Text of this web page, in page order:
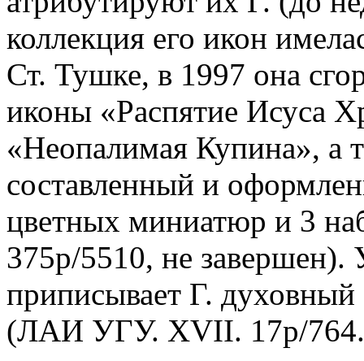
коллекция его икон
Ст. Тушке, в 1997 она
иконы «Распятие Исуса
«Неопалимая Купина», а
составленный и
цветных миниатюр и 3
375р/5510, не
приписывает Г. духовный
(ЛАИ УГУ. XVII. 17р/